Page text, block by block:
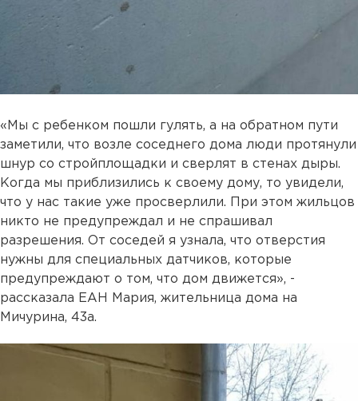
«Мы с ребенком пошли гулять, а на обратном пути
заметили, что возле соседнего дома люди протянули
шнур со стройплощадки и сверлят в стенах дыры.
Когда мы приблизились к своему дому, то увидели,
что у нас такие уже просверлили. При этом жильцов
никто не предупреждал и не спрашивал
разрешения. От соседей я узнала, что отверстия
нужны для специальных датчиков, которые
предупреждают о том, что дом движется», -
рассказала ЕАН Мария, жительница дома на
Мичурина, 43а.